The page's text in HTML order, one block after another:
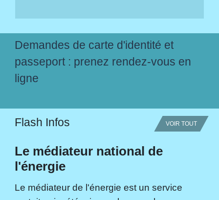
Demandes de carte d'identité et
passeport : prenez rendez-vous en
ligne
Flash Infos VOIR TOUT
Le médiateur national de
l'énergie
Le médiateur de l'énergie est un service